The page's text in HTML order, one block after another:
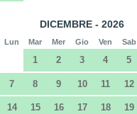
DICEMBRE - 2026
Lun Mar Mer Gio Ven Sab
1 2 3 4 5
7 8 9 10 11 12
14 15 16 17 18 19